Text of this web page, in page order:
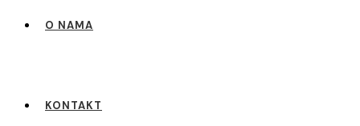
O NAMA
KONTAKT